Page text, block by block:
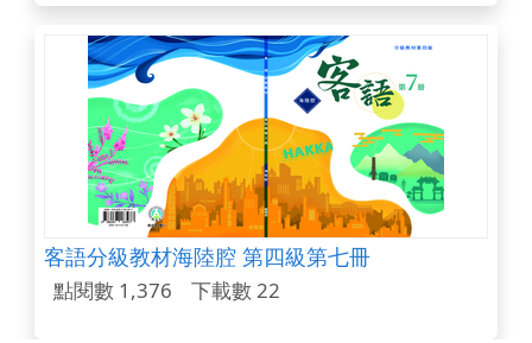
客語分級教材海陸腔 第四級第七冊
點閱數 1,376 下載數 22